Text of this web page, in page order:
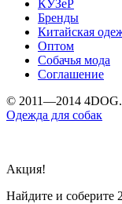
КУЗеР
Бренды
Китайская
Оптом
Собачья мода
Соглашение
© 2011—2014
Одежда для собак
Акция!
Найдите и соберите